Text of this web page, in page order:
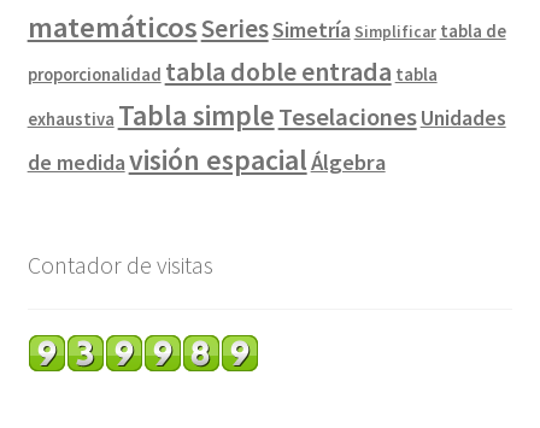
matemáticosSeriesSimetría Simplificar tabla de
proporcionalidad tabla doble entrada tabla
exhaustiva Tabla simpleTeselacionesUnidades
de medidavisión espacialÁlgebra
Contador de visitas